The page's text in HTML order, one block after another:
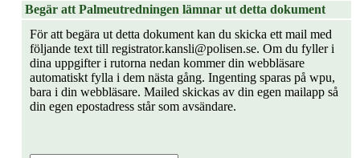
Begär att Palmeutredningen lämnar ut detta dokument
För att begära ut detta dokument kan du skicka ett mail med
följande text till registrator.kansli@polisen.se. Om du fyller i
dina uppgifter i rutorna nedan kommer din webbläsare
automatiskt fylla i dem nästa gång. Ingenting sparas på wpu,
bara i din webbläsare. Mailed skickas av din egen mailapp så
din egen epostadress står som avsändare.